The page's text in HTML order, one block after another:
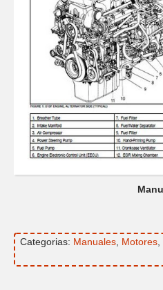
Categorias: Manuales Motores